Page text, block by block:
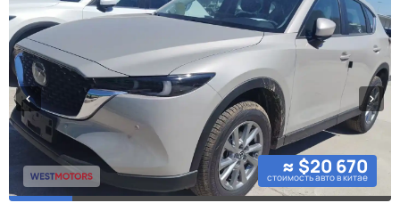
≈ $20 670
стоимость авто в китае